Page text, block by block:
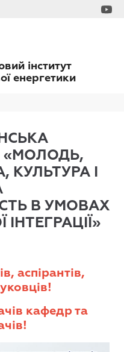
інститут
енергетики
«МОЛОДЬ,
КУЛЬТУРА І
В УМОВАХ
аспірантів,
кафедр та